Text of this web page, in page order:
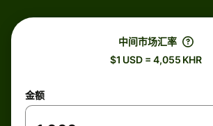
中间市场汇率
$1 USD = 4,055 KHR
金额